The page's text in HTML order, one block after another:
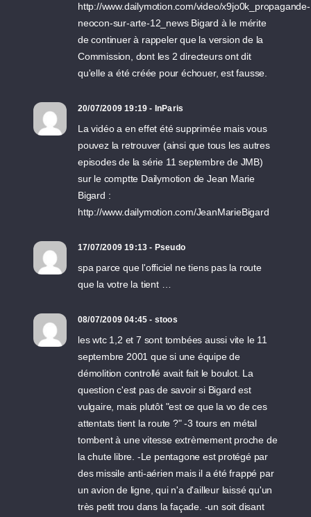
http://www.dailymotion.com/video/x9jo0k_propagande-
neocon-sur-arte-12_news Bigard à le mérite
de continuer à rappeler que la version de la
Commission, dont les 2 directeurs ont dit
qu'elle a été créée pour échouer, est fausse.
20/07/2009 19:19 - InParis
La vidéo a en effet été supprimée mais vous
pouvez la retrouver (ainsi que tous les autres
episodes de la série 11 septembre de JMB)
sur le comptte Dailymotion de Jean Marie
Bigard :
http://www.dailymotion.com/JeanMarieBigard
17/07/2009 19:13 - Pseudo
spa parce que l'officiel ne tiens pas la route
que la votre la tient …
08/07/2009 04:45 - stoos
les wtc 1,2 et 7 sont tombées aussi vite le 11
septembre 2001 que si une équipe de
démolition controllé avait fait le boulot. La
question c'est pas de savoir si Bigard est
vulgaire, mais plutôt "est ce que la vo de ces
attentats tient la route ?" -3 tours en métal
tombent à une vitesse extrèmement proche de
la chute libre. -Le pentagone est protégé par
des missile anti-aérien mais il a été frappé par
un avion de ligne, qui n'a d'ailleur laissé qu'un
très petit trou dans la façade. -un soit disant